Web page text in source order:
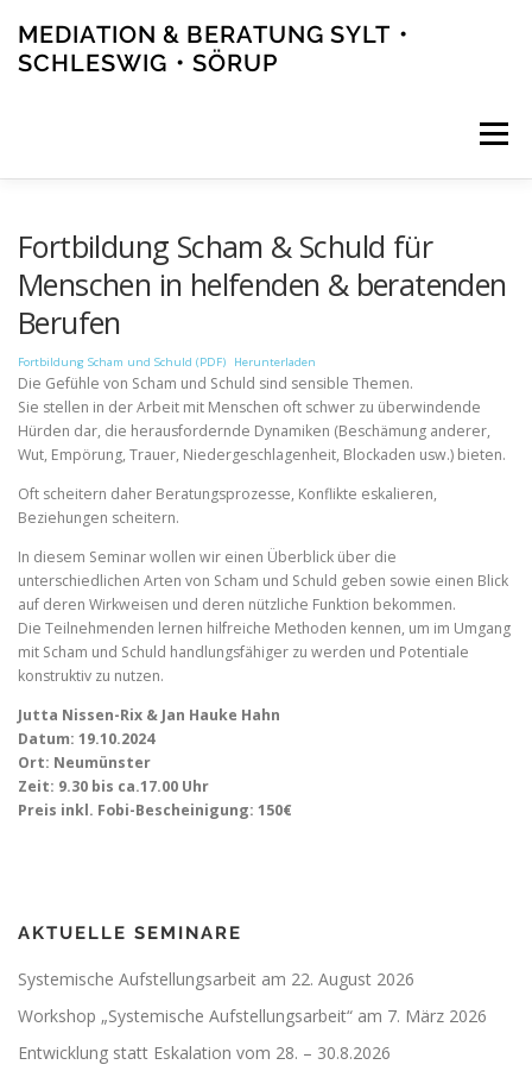
Inhalt
springen
MEDIATION & BERATUNG SYLT・
SCHLESWIG・SÖRUP
Menü
KONTAKT
Fortbildung Scham & Schuld für
Menschen in helfenden & beratenden
Berufen
Fortbildung Scham und Schuld (PDF) Herunterladen
Die Gefühle von Scham und Schuld sind sensible Themen.
Sie stellen in der Arbeit mit Menschen oft schwer zu überwindende
Hürden dar, die herausfordernde Dynamiken (Beschämung anderer,
Wut, Empörung, Trauer, Niedergeschlagenheit, Blockaden usw.) bieten.
Oft scheitern daher Beratungsprozesse, Konflikte eskalieren,
Beziehungen scheitern.
In diesem Seminar wollen wir einen Überblick über die
unterschiedlichen Arten von Scham und Schuld geben sowie einen Blick
auf deren Wirkweisen und deren nützliche Funktion bekommen.
Die Teilnehmenden lernen hilfreiche Methoden kennen, um im Umgang
mit Scham und Schuld handlungsfähiger zu werden und Potentiale
konstruktiv zu nutzen.
Jutta Nissen-Rix & Jan Hauke Hahn
Datum: 19.10.2024
Ort: Neumünster
Zeit: 9.30 bis ca.17.00 Uhr
Preis inkl. Fobi-Bescheinigung: 150€
AKTUELLE SEMINARE
Systemische Aufstellungsarbeit am 22. August 2026
Workshop „Systemische Aufstellungsarbeit“ am 7. März 2026
Entwicklung statt Eskalation vom 28. – 30.8.2026